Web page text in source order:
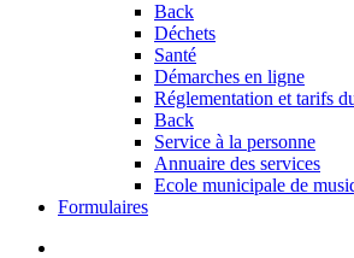
Back
Déchets
Santé
Démarches en ligne
Réglementation et tarifs
Back
Service à la personne
Annuaire des services
Ecole municipale de
Formulaires